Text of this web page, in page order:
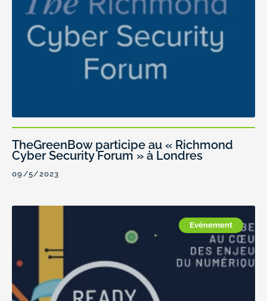
TheGreenBow participe au « Richmond
Cyber Security Forum » à Londres
09/5/2023
Evénement